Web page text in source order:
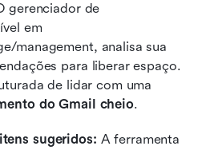
gerenciador de
em
management, analisa sua
para liberar espaço.
de lidar com uma
do Gmail cheio.
sugeridos: A ferramenta